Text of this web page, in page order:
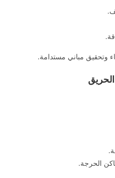
وتحقيق مباني مستدامة.
الحرجة.